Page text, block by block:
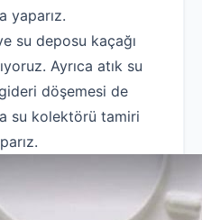
yaparız.
su deposu kaçağı
Ayrıca atık su
döşemesi de
su kolektörü tamiri